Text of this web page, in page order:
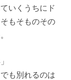
いくうちにド
もそものその
も別れるのは